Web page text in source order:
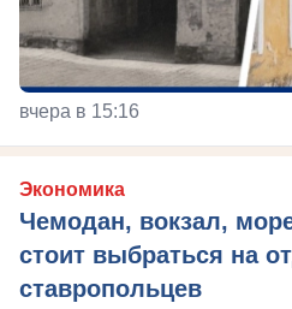
вчера в 15:16
Экономика
Чемодан, вокзал,
стоит выбраться на
ставропольцев